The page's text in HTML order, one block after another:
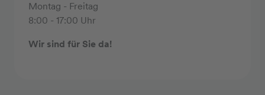
Montag - Freitag
8:00 - 17:00 Uhr
Wir sind für Sie da!